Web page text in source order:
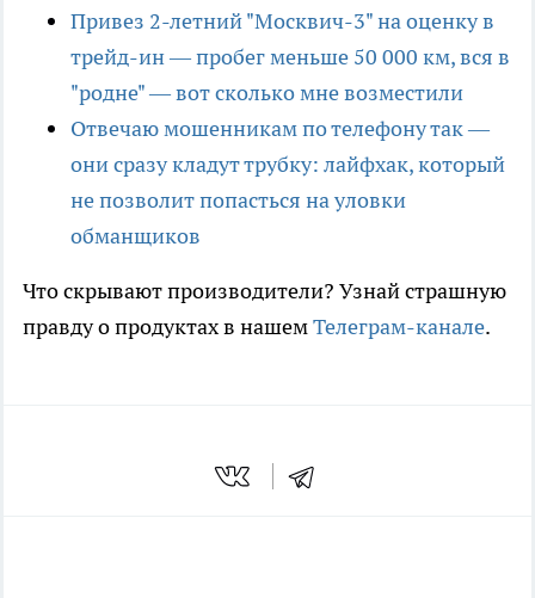
Привез 2-летний "Москвич-3" на оценку в
трейд-ин — пробег меньше 50 000 км, вся в
"родне" — вот сколько мне возместили
Отвечаю мошенникам по телефону так —
они сразу кладут трубку: лайфхак, который
не позволит попасться на уловки
обманщиков
Что скрывают производители? Узнай страшную
правду о продуктах в нашемТелеграм-канале.